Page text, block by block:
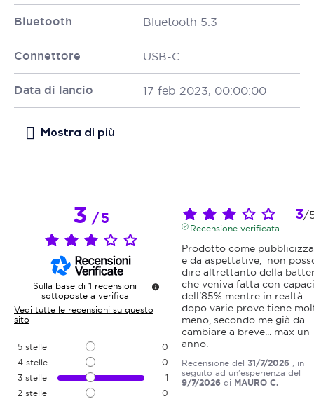
Bluetooth Bluetooth 5.3
Connettore USB-C
Data di lancio 17 feb 2023, 00:00:00
3/5
Sulla base di 1 recensioni
sottoposte a verifica
Vedi tutte le recensioni su questo
sito
5 stelle
0
4 stelle
0
3 stelle
1
2 stelle
0
3/
Recensione verificata
Prodotto come
e da aspettative,  non
dire altrettanto della
che veniva fatta con
dell'85% mentre in realtà
dopo varie prove tiene
meno, secondo me già da
cambiare a breve... max un
anno.
Recensione del 31/7/2026 , in
seguito ad un'esperienza del
9/7/2026 di MAURO C.